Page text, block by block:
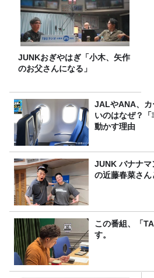
JUNKおぎやはぎ「小木、矢作
のお父さんになる」
JALやANA、カ
いのはなぜ？
動かす理由
JUNK バナナマン「約３か月ぶりに登場
の近藤春菜さん
この番組、「
す。